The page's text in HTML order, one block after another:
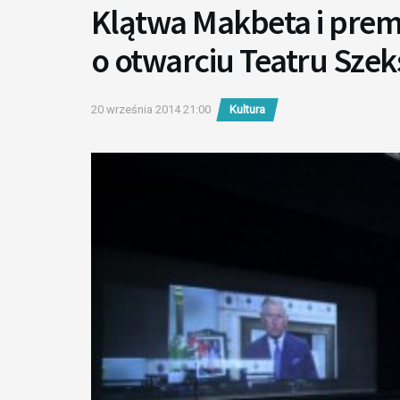
Klątwa Makbeta i
o otwarciu Teatru
20 września 2014 21:00 Kultura